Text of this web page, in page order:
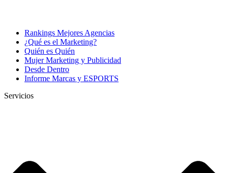
Rankings Mejores Agencias
¿Qué es el Marketing?
Quién es Quién
Mujer Marketing y Publicidad
Desde Dentro
Informe Marcas y ESPORTS
Servicios